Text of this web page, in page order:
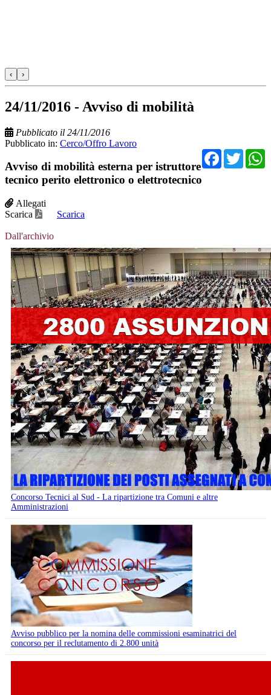
‹ ›
24/11/2016 - Avviso di mobilità
Pubblicato il 24/11/2016
Pubblicato in: Cerco/Offro Lavoro
Avviso di mobilità esterna per istruttore
tecnico perito elettronico o elettrotecnico
Allegati
Scarica
Scarica
Dall'archivio
Concorso Tecnici al Sud - La ripartizione tra Comuni e altre
Amministrazioni
Avviso pubblico per la nomina delle commissioni esaminatrici del
concorso per il reclutamento di 2.800 unità